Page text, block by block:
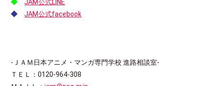
◆
JAM公式LINE
◆
JAM公式facebook
-ＪＡＭ日本アニメ・マンガ専門学校 進路相談室-
ＴＥＬ：0120-964-308